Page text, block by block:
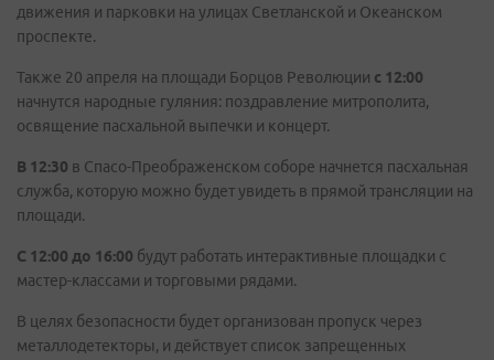
движения и парковки на улицах Светланской и Океанском
проспекте.
Также 20 апреля на площади Борцов Революции с 12:00
начнутся народные гуляния: поздравление митрополита,
освящение пасхальной выпечки и концерт.
В 12:30 в Спасо-Преображенском соборе начнется пасхальная
служба, которую можно будет увидеть в прямой трансляции на
площади.
С 12:00 до 16:00 будут работать интерактивные площадки с
мастер-классами и торговыми рядами.
В целях безопасности будет организован пропуск через
металлодетекторы, и действует список запрещенных